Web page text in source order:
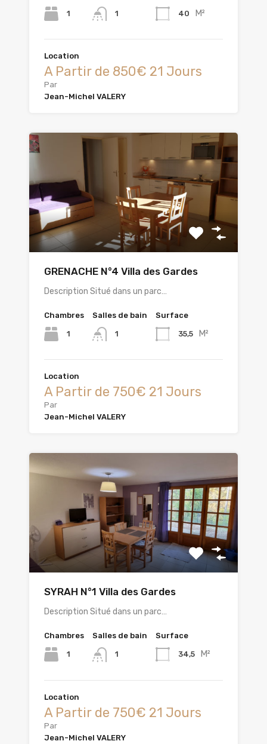
1 1 40 M²
Location
A Partir de 850€ 21 Jours
Par
Jean-Michel VALERY
GRENACHE N°4 Villa des Gardes
Description Situé dans un parc…
Chambres
1
Salles de bain
1
Surface
35,5 M²
Location
A Partir de 750€ 21 Jours
Par
Jean-Michel VALERY
SYRAH N°1 Villa des Gardes
Description Situé dans un parc…
Chambres
1
Salles de bain
1
Surface
34,5 M²
Location
A Partir de 750€ 21 Jours
Par
Jean-Michel VALERY